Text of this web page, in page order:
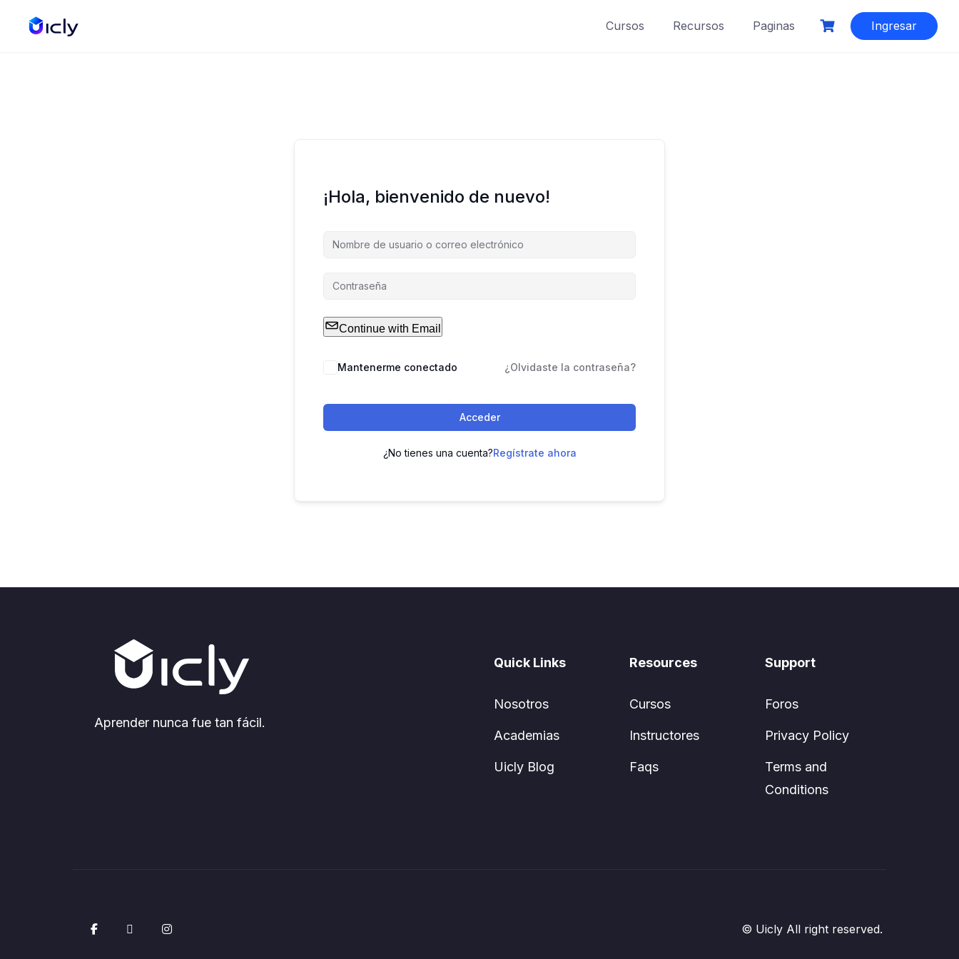
Cursos Recursos Paginas Ingresar
¡Hola, bienvenido de nuevo!
Continue with Email
Mantenerme conectado ¿Olvidaste la contraseña?
Acceder
¿No tienes una cuenta?Regístrate ahora
Aprender nunca fue tan fácil.
Quick Links
Nosotros
Academias
Uicly Blog
Resources
Cursos
Instructores
Faqs
Support
Foros
Privacy Policy
Terms and
Conditions
© Uicly All right reserved.